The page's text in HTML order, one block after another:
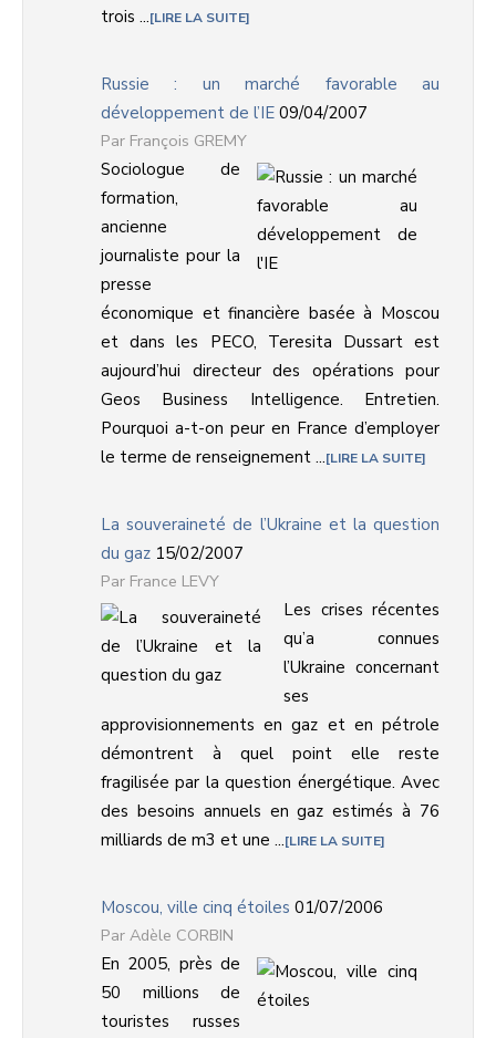
trois ... LIRE LA SUITE
Russie : un marché favorable au
développement de l’IE 09/04/2007
François GREMY
Sociologue de
formation,
ancienne
journaliste pour la
presse
économique et financière basée à Moscou
et dans les PECO, Teresita Dussart est
aujourd’hui directeur des opérations pour
Geos Business Intelligence. Entretien.
Pourquoi a-t-on peur en France d’employer
le terme de renseignement ... LIRE LA SUITE
La souveraineté de l’Ukraine et la question
du gaz 15/02/2007
France LEVY
Les crises récentes
qu’a connues
l’Ukraine concernant
ses
approvisionnements en gaz et en pétrole
démontrent à quel point elle reste
fragilisée par la question énergétique. Avec
des besoins annuels en gaz estimés à 76
milliards de m3 et une ... LIRE LA SUITE
Moscou, ville cinq étoiles 01/07/2006
Adèle CORBIN
En 2005, près de
50 millions de
touristes russes